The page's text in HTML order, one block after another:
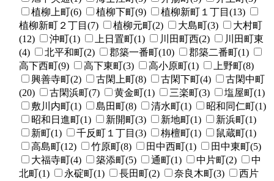
植柳上町(6)
植柳下町(9)
植柳新町１丁目(13)
植柳新町２丁目(7)
植柳元町(2) 大島町(3)
大村町
(12)
沖町(1) 上日置町(1) 川田町西(2)
川田町東
(4)
北平和町(2) 郡築一番町(10)
郡築二番町(1)
高下西町(9)
高下東町(3) 高小原町(1)
上野町(8)
興善寺町(2)
古閑上町(8) 古閑下町(4)
古閑中町
(20)
古閑浜町(7) 黄金町(1) 三楽町(3)
塩屋町(1)
敷川内町(1)
島田町(8) 清水町(1)
昭和同仁町(1)
昭和日進町(1)
新開町(3) 新地町(1)
新浜町(1)
新町(1)
千反町１丁目(3) 栴檀町(1)
鼠蔵町(1)
高島町(12)
竹原町(8) 田中西町(1)
田中東町(5)
大福寺町(4)
築添町(5) 通町(1) 中片町(2)
中
北町(1)
永碇町(1) 長田町(2) 奈良木町(3)
西片